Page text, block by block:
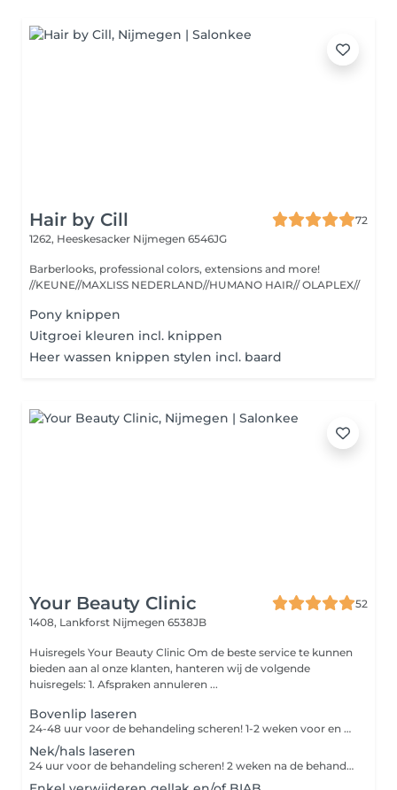
Hair by Cill
72
1262, Heeskesacker Nijmegen 6546JG
Barberlooks, professional colors, extensions and more!
//KEUNE//MAXLISS NEDERLAND//HUMANO HAIR// OLAPLEX//
Pony knippen
Uitgroei kleuren incl. knippen
Heer wassen knippen stylen incl. baard
Your Beauty Clinic
52
1408, Lankforst Nijmegen 6538JB
Huisregels Your Beauty Clinic Om de beste service te kunnen
bieden aan al onze klanten, hanteren wij de volgende
huisregels: 1. Afspraken annuleren ...
Bovenlip laseren
24-48 uur voor de behandeling scheren! 1-2 weken voor en na de behandeling geen zon, zonnebank of bruiningscrème gebruiken
Nek/hals laseren
24 uur voor de behandeling scheren! 2 weken na de behandeling geen zon, zonnebank of bruiningscrème gebruiken